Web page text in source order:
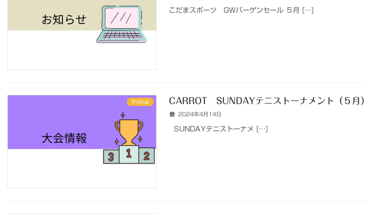
こだまスポーツ GWバーゲンセール ５月 […]
Pickup CARROT SUNDAYテニストーナメント（５月）
2024年4月14日
SUNDAYテニストーナメ […]